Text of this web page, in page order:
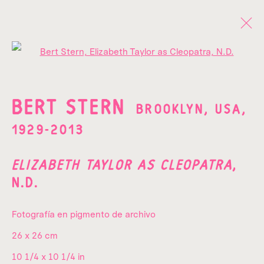
¡SUSCRÍBETE A NUESTRO
NEWSLETTER!
Nombre*
BERT STERN
BROOKLYN, USA,
1929-2013
ELIZABETH TAYLOR AS CLEOPATRA,
N.D.
Fotografía en pigmento de archivo
26 x 26 cm
10 1/4 x 10 1/4 in